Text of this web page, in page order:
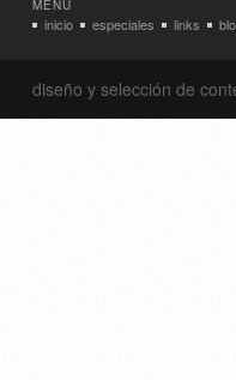
MENÚ
inicio especiales links
diseño y selección de